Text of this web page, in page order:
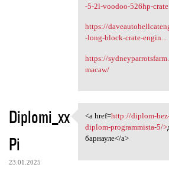
-5-2l-voodoo-526hp-crate...
https://
-long-block-crate-engin...
https://
macaw/
Diplomi_xx
Pi
23.01.2025
<a href=http://
<a href=http://diplom-
diplom-programmista-5/>
барнауле</a>